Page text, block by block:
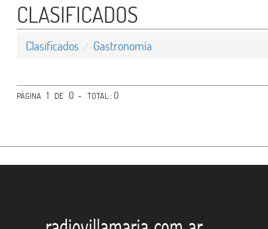
Gastronomía
- Rotiserías
CLASIFICADOS
Clasificados Gastronomía
PÁGINA 1 DE 0 -TOTAL: 0